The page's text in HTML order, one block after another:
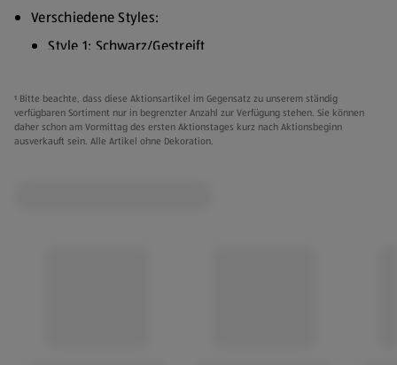
Verschiedene Styles:
Style 1: Schwarz/Gestreift
Style 3: Grün/Gestreift
Style 4: Grau/Allover-Print
¹ Bitte beachte, dass diese Aktionsartikel im Gegensatz zu unserem ständig
verfügbaren Sortiment nur in begrenzter Anzahl zur Verfügung stehen. Sie können
daher schon am Vormittag des ersten Aktionstages kurz nach Aktionsbeginn
ausverkauft sein. Alle Artikel ohne Dekoration.